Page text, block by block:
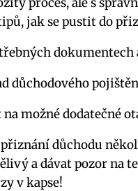
jak se pustit do
dokumentech
důchodového
možné dodatečné
důchodu
a dávat pozor na
v kapse!